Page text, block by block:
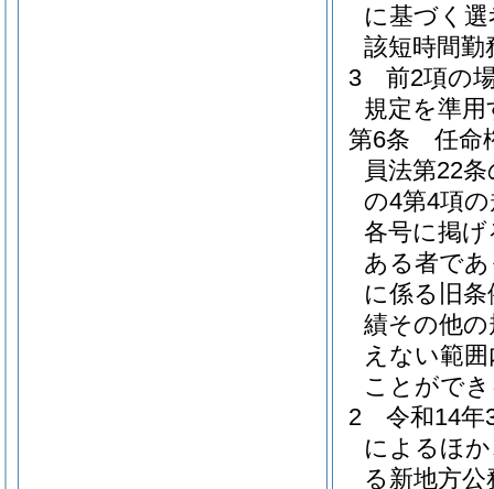
に基づく
該短時間
3
前2項の
規定を準用
第6条
任命
員法第22
の4第4項
各号に掲
ある者で
に係る旧
績その他
えない範
ことがで
2
令和14年
によるほ
る新地方